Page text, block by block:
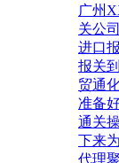
广州
关公
进口
报关
贸通
准备
通关
下来
代理